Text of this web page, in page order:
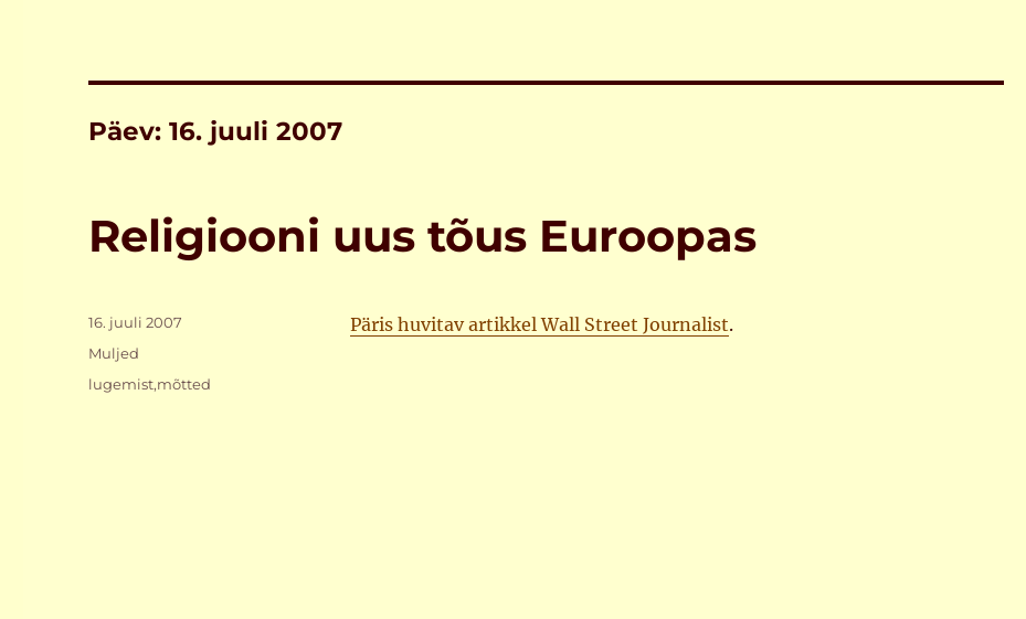
Päev:16. juuli 2007
Religiooni uus tõus Euroopas
Päris huvitav artikkel Wall Street Journalist.
Postitatud
16. juuli 2007
Rubriigid
Muljed
Sildid
lugemist,mõtted